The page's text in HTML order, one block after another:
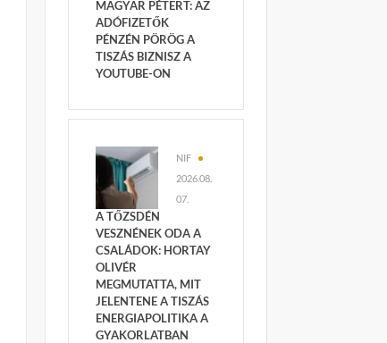
MAGYAR PÉTERT: AZ
ADÓFIZETŐK
PÉNZÉN PÖRÖG A
TISZÁS BIZNISZ A
YOUTUBE-ON
NIF
2026.08.
07.
A TŐZSDÉN
VESZNÉNEK ODA A
CSALÁDOK: HORTAY
OLIVÉR
MEGMUTATTA, MIT
JELENTENE A TISZÁS
ENERGIAPOLITIKA A
GYAKORLATBAN